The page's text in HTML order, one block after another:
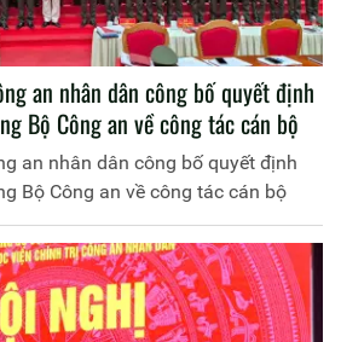
an nhân dân công bố quyết định
Bộ Công an về công tác cán bộ
an nhân dân công bố quyết định
Bộ Công an về công tác cán bộ